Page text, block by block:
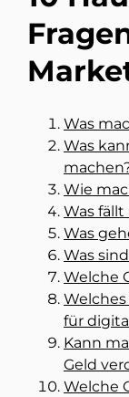
Was
Was
Wie
Was
Was
Was
Welche
für
Kann
Geld
Welche